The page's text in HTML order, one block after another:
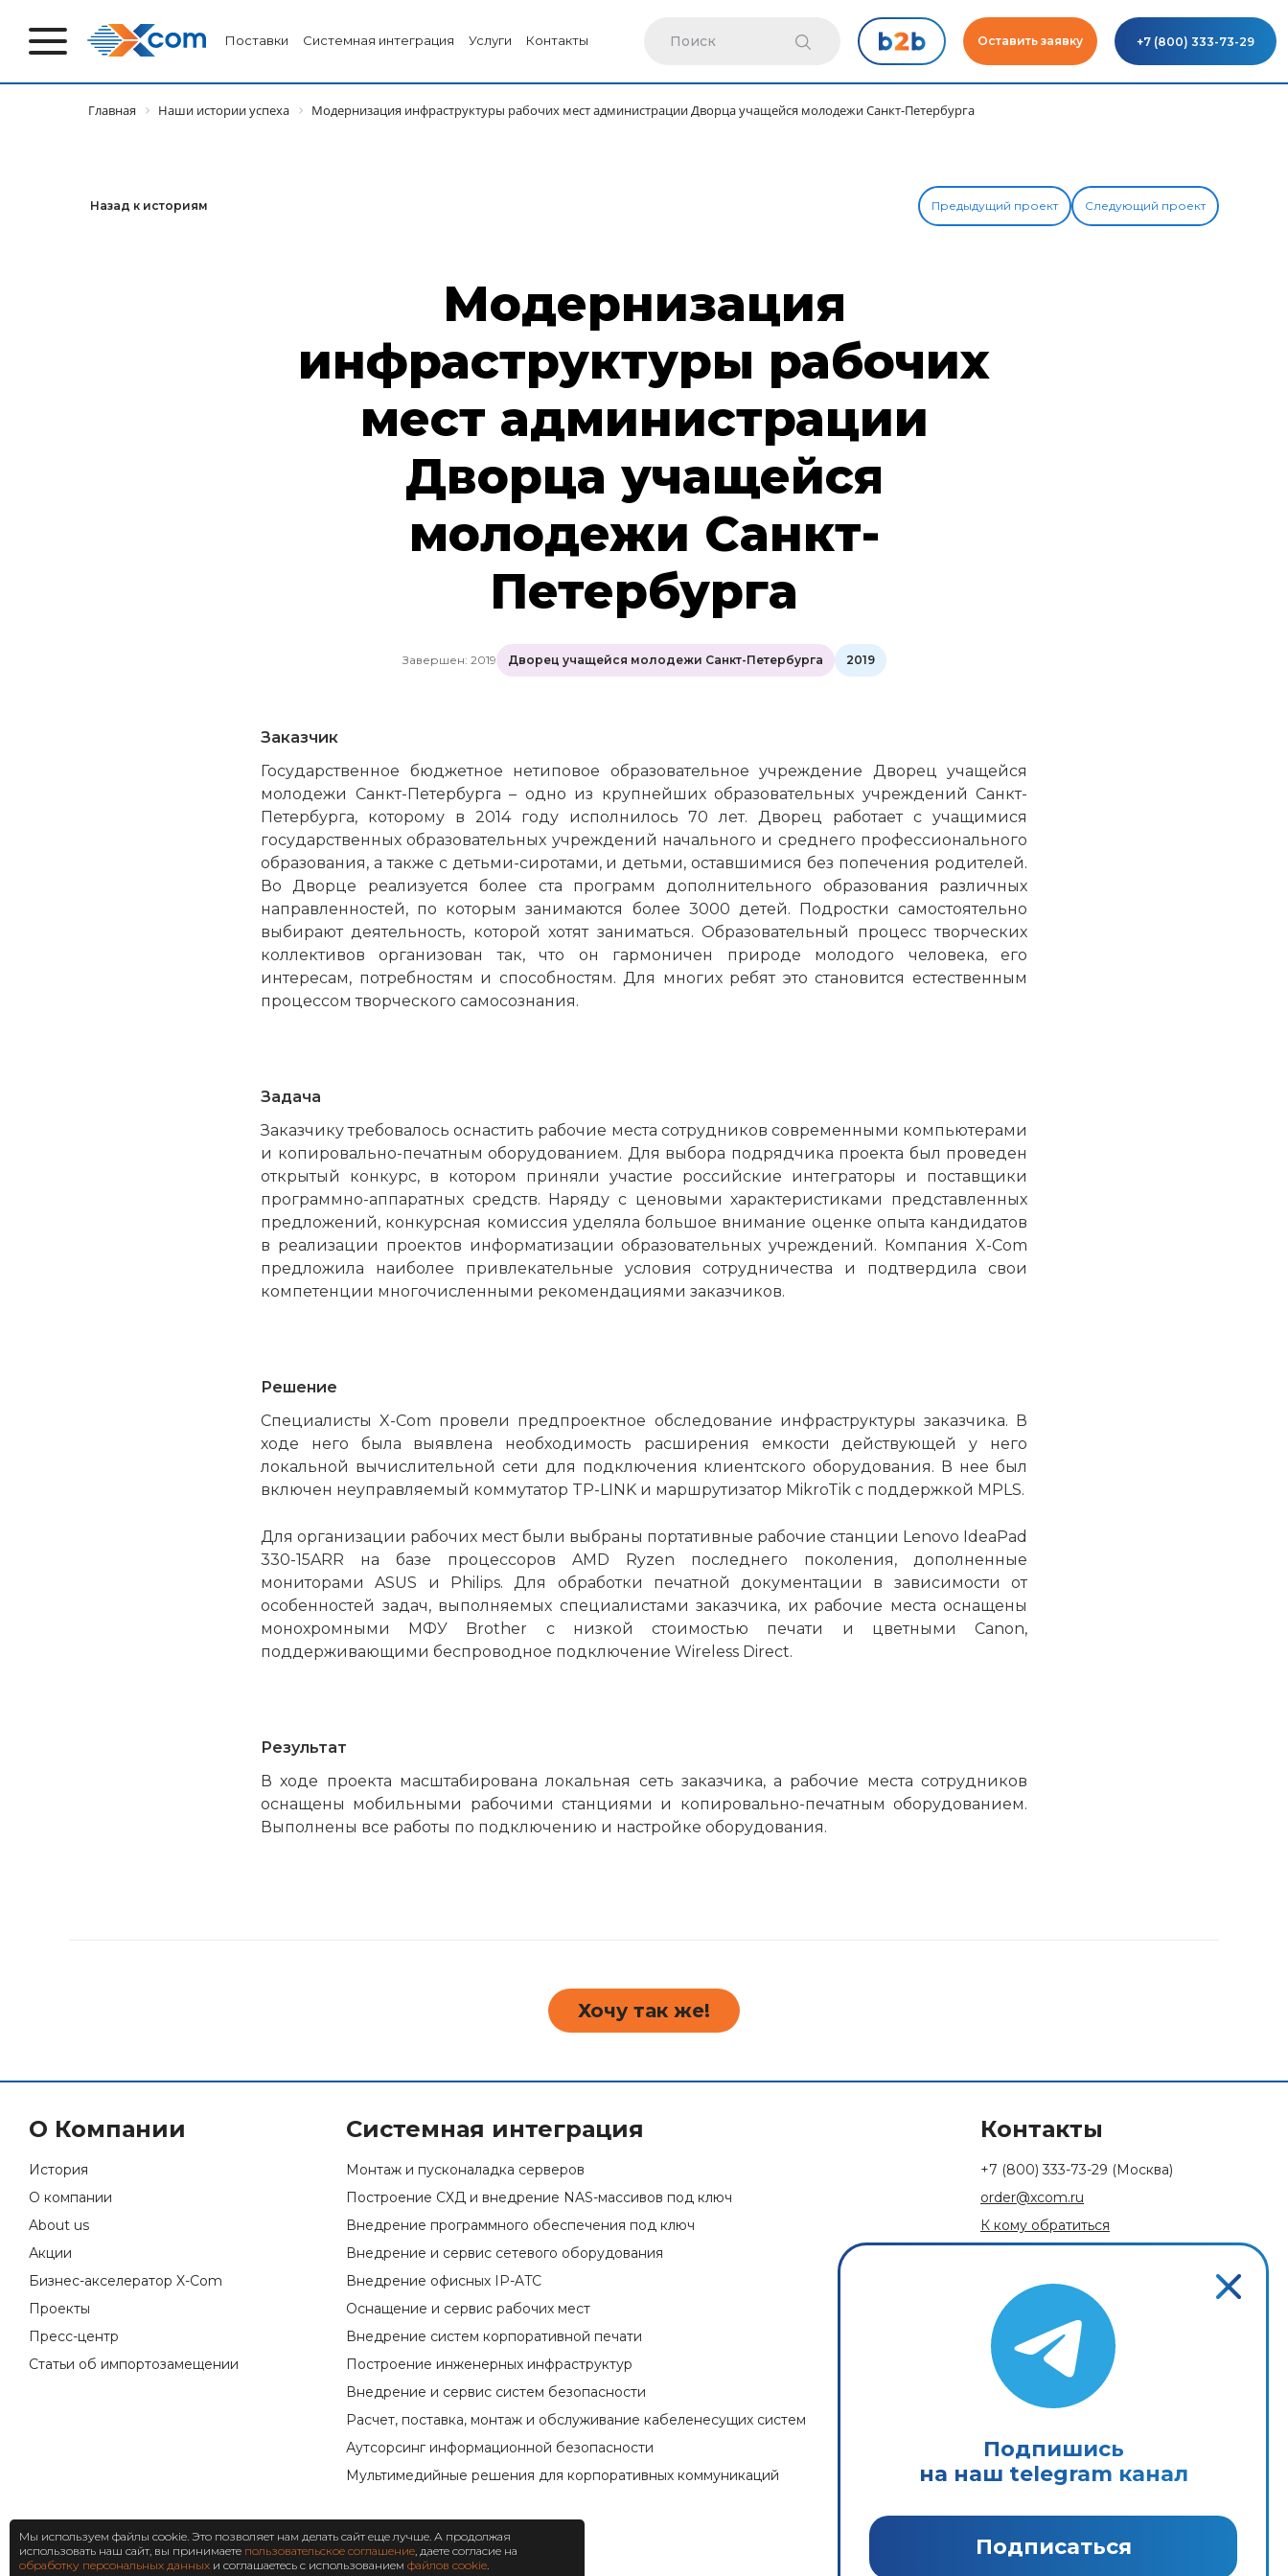
Поставки Системная интеграция Услуги Контакты Оставить заявку +7 (800) 333-73-29
Главная Наши истории успеха Модернизация инфраструктуры рабочих мест администрации Дворца учащейся молодежи Санкт-Петербурга
Назад к историям Предыдущий проект Следующий проект
Модернизация
инфраструктуры рабочих
мест администрации
Дворца учащейся
молодежи Санкт-
Петербурга
Завершен: 2019 Дворец учащейся молодежи Санкт-Петербурга 2019
Заказчик
Государственное бюджетное нетиповое образовательное учреждение Дворец учащейся
молодежи Санкт-Петербурга – одно из крупнейших образовательных учреждений Санкт-
Петербурга, которому в 2014 году исполнилось 70 лет. Дворец работает с учащимися
государственных образовательных учреждений начального и среднего профессионального
образования, а также с детьми-сиротами, и детьми, оставшимися без попечения родителей.
Во Дворце реализуется более ста программ дополнительного образования различных
направленностей, по которым занимаются более 3000 детей. Подростки самостоятельно
выбирают деятельность, которой хотят заниматься. Образовательный процесс творческих
коллективов организован так, что он гармоничен природе молодого человека, его
интересам, потребностям и способностям. Для многих ребят это становится естественным
процессом творческого самосознания.
Задача
Заказчику требовалось оснастить рабочие места сотрудников современными компьютерами
и копировально-печатным оборудованием. Для выбора подрядчика проекта был проведен
открытый конкурс, в котором приняли участие российские интеграторы и поставщики
программно-аппаратных средств. Наряду с ценовыми характеристиками представленных
предложений, конкурсная комиссия уделяла большое внимание оценке опыта кандидатов
в реализации проектов информатизации образовательных учреждений. Компания X-Com
предложила наиболее привлекательные условия сотрудничества и подтвердила свои
компетенции многочисленными рекомендациями заказчиков.
Решение
Специалисты X-Com провели предпроектное обследование инфраструктуры заказчика. В
ходе него была выявлена необходимость расширения емкости действующей у него
локальной вычислительной сети для подключения клиентского оборудования. В нее был
включен неуправляемый коммутатор TP-LINK и маршрутизатор MikroTik с поддержкой MPLS.
Для организации рабочих мест были выбраны портативные рабочие станции Lenovo IdeaPad
330-15ARR на базе процессоров AMD Ryzen последнего поколения, дополненные
мониторами ASUS и Philips. Для обработки печатной документации в зависимости от
особенностей задач, выполняемых специалистами заказчика, их рабочие места оснащены
монохромными МФУ Brother с низкой стоимостью печати и цветными Canon,
поддерживающими беспроводное подключение Wireless Direct.
Результат
В ходе проекта масштабирована локальная сеть заказчика, а рабочие места сотрудников
оснащены мобильными рабочими станциями и копировально-печатным оборудованием.
Выполнены все работы по подключению и настройке оборудования.
Хочу так же!
О Компании
История
О компании
About us
Акции
Бизнес-акселератор X-Com
Проекты
Пресс-центр
Статьи об импортозамещении
Системная интеграция
Монтаж и пусконаладка серверов
Построение СХД и внедрение NAS-массивов под ключ
Внедрение программного обеспечения под ключ
Внедрение и сервис сетевого оборудования
Внедрение офисных IP-ATC
Оснащение и сервис рабочих мест
Внедрение систем корпоративной печати
Построение инженерных инфраструктур
Внедрение и сервис систем безопасности
Расчет, поставка, монтаж и обслуживание кабеленесущих систем
Аутсорсинг информационной безопасности
Мультимедийные решения для корпоративных коммуникаций
Контакты
+7 (800) 333-73-29 (Москва)
order@xcom.ru
К кому обратиться
© 2018–2026 X-Com. Все права защищены.
ООО "М-инвест"
Антикоррупционная политика
Положение об урегулировании конфликта
Подпишись
на наш telegram канал
Подписаться
Мы используем файлы cookie. Это позволяет нам делать сайт еще лучше. А продолжая
использовать наш сайт, вы принимаете пользовательское соглашение, даете согласие на
обработку персональных данных и соглашаетесь с использованием файлов cookie.